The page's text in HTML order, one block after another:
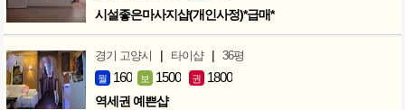
시설좋은마사지샵(개인사정)*급매*
경기 고양시 | 타이샵 | 36평
월 160 보 1500 권 1800
역세권 예쁜샵